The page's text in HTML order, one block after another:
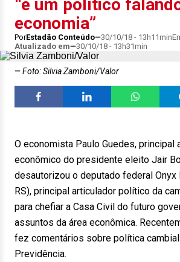
“é um político
economia”
PorEstadão Conteúdo 30/10/18 - 13h11min
Atualizado em
30/10/18 - 13h31min
Foto: Silvia Zamboni/Valor
O economista Paulo Guedes, principal
econômico do presidente eleito Jair
desautorizou o deputado federal Onyx
RS), principal articulador político da
para chefiar a Casa Civil do futuro
assuntos da área econômica.
fez comentários sobre política
Previdência.